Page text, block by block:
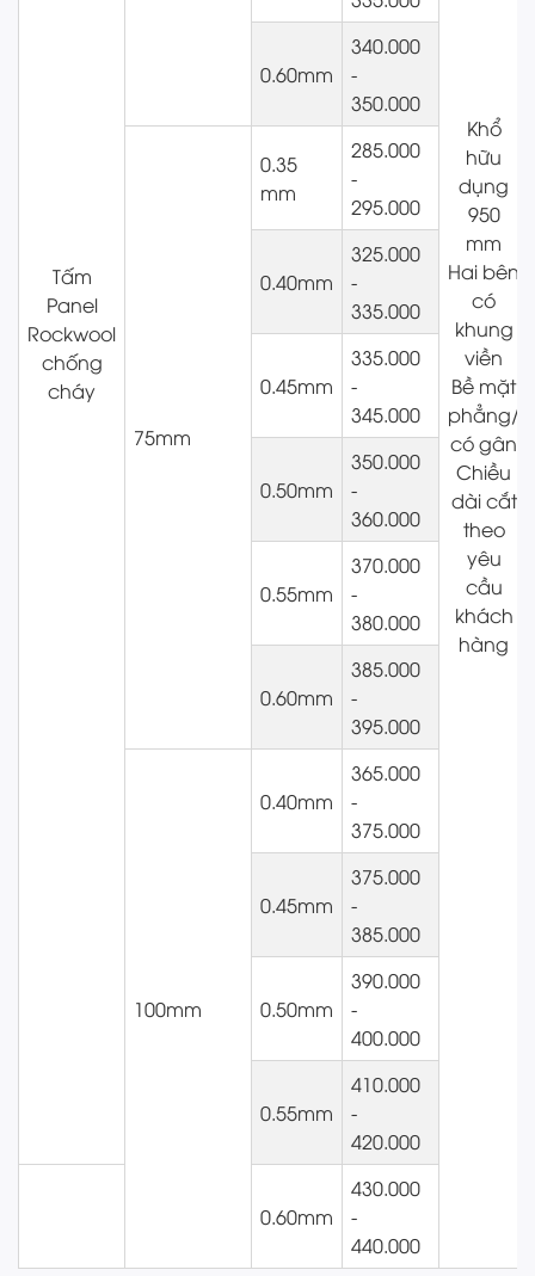
Tấm
Panel
Rockwool
chống
cháy
Khổ
hữu
dụng
950
mm
Hai bên
có
khung
viền
Bề mặt
phẳng/
có gân
Chiều
dài cắt
theo
yêu
cầu
khách
hàng
0.60mm
340.000
-
350.000
75mm
0.35
mm
285.000
-
295.000
0.40mm
325.000
-
335.000
0.45mm
335.000
-
345.000
0.50mm
350.000
-
360.000
0.55mm
370.000
-
380.000
0.60mm
385.000
-
395.000
100mm
0.40mm
365.000
-
375.000
0.45mm
375.000
-
385.000
0.50mm
390.000
-
400.000
0.55mm
410.000
-
420.000
0.60mm
430.000
-
440.000